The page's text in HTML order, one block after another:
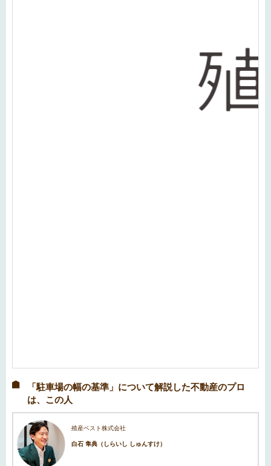
「駐車場の幅の基準」について解説した不動産のプロ
は、この人
殖産ベスト株式会社
白石 隼典（しらいし しゅんすけ）